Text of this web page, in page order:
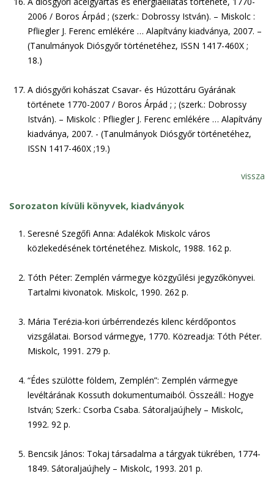
2006 / Boros Árpád ; (szerk.: Dobrossy István). – Miskolc :
Pfliegler J. Ferenc emlékére … Alapítvány kiadványa, 2007. –
(Tanulmányok Diósgyőr történetéhez, ISSN 1417-460X ;
18.)
A diósgyőri kohászat Csavar- és Húzottáru Gyárának
története 1770-2007 / Boros Árpád ; ; (szerk.: Dobrossy
István). – Miskolc : Pfliegler J. Ferenc emlékére … Alapítvány
kiadványa, 2007. - (Tanulmányok Diósgyőr történetéhez,
ISSN 1417-460X ;19.)
vissza
Sorozaton kívüli könyvek, kiadványok
Seresné Szegőfi Anna: Adalékok Miskolc város
közlekedésének történetéhez. Miskolc, 1988. 162 p.
Tóth Péter: Zemplén vármegye közgyűlési jegyzőkönyvei.
Tartalmi kivonatok. Miskolc, 1990. 262 p.
Mária Terézia-kori úrbérrendezés kilenc kérdőpontos
vizsgálatai. Borsod vármegye, 1770. Közreadja: Tóth Péter.
Miskolc, 1991. 279 p.
“Édes szülötte földem, Zemplén”: Zemplén vármegye
levéltárának Kossuth dokumentumaiból. Összeáll.: Hogye
István; Szerk.: Csorba Csaba. Sátoraljaújhely – Miskolc,
1992. 92 p.
Bencsik János: Tokaj társadalma a tárgyak tükrében, 1774-
1849. Sátoraljaújhely – Miskolc, 1993. 201 p.